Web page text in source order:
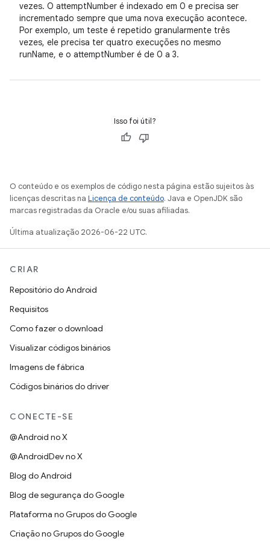
vezes. O attemptNumber é indexado em 0 e precisa ser
incrementado sempre que uma nova execução acontece.
Por exemplo, um teste é repetido granularmente três
vezes, ele precisa ter quatro execuções no mesmo
runName, e o attemptNumber é de 0 a 3.
Isso foi útil?
O conteúdo e os exemplos de código nesta página estão sujeitos às
licenças descritas na Licença de conteúdo. Java e OpenJDK são
marcas registradas da Oracle e/ou suas afiliadas.
Última atualização 2026-06-22 UTC.
CRIAR
Repositório do Android
Requisitos
Como fazer o download
Visualizar códigos binários
Imagens de fábrica
Códigos binários do driver
CONECTE-SE
@Android no X
@AndroidDev no X
Blog do Android
Blog de segurança do Google
Plataforma no Grupos do Google
Criação no Grupos do Google